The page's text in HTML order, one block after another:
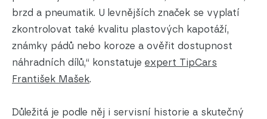
brzd a pneumatik. U levnějších značek se vyplatí
zkontrolovat také kvalitu plastových kapotáží,
známky pádů nebo koroze a ověřit dostupnost
náhradních dílů,“ konstatuje expert TipCars
František Mašek.
Důležitá je podle něj i servisní historie a skutečný